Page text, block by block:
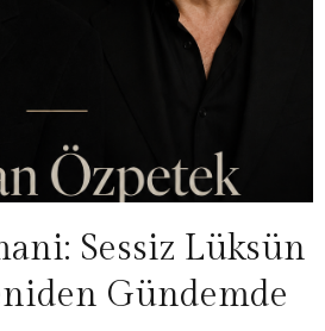
Sessiz Lüksün
Gündemde